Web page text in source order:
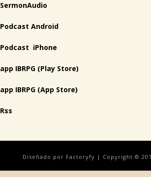
SermonAudio
Podcast Android
Podcast iPhone
app IBRPG (Play Store)
app IBRPG (App Store)
Rss
Diseñado por Factoryfy | Copyright ©